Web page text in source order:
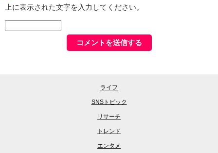
上に表示された文字を入力してください。
ライフ
SNSトピック
リサーチ
トレンド
エンタメ